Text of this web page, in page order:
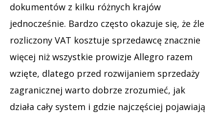
dokumentów z kilku różnych krajów
jednocześnie. Bardzo często okazuje się, że źle
rozliczony VAT kosztuje sprzedawcę znacznie
więcej niż wszystkie prowizje Allegro razem
wzięte, dlatego przed rozwijaniem sprzedaży
zagranicznej warto dobrze zrozumieć, jak
działa cały system i gdzie najczęściej pojawiają